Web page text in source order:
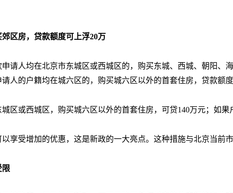
区房，贷款额度可上浮20万
申请人均在北京市东城区或西城区的，购买东城、西城、朝阳
人的户籍均在城六区的，购买城六区以外的首套住房，贷款额度
区或西城区，购买城六区以外的首套住房，可贷140万元；如
享受增加的优惠，这是新政的一大亮点。这种措施与北京当前
限